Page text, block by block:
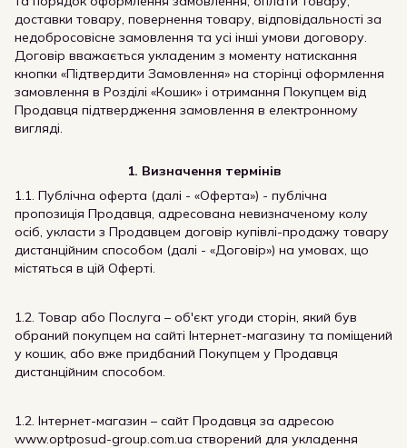
доставки товару, повернення товару, відповідальності за
недобросовісне замовлення та усі інші умови договору.
Договір вважається укладеним з моменту натискання
кнопки «Підтвердити Замовлення» на сторінці оформлення
замовлення в Розділі «Кошик» і отримання Покупцем від
Продавця підтвердження замовлення в електронному
вигляді.
1. Визначення термінів
1.1. Публічна оферта (далі - «Оферта») - публічна
пропозиція Продавця, адресована невизначеному колу
осіб, укласти з Продавцем договір купівлі-продажу товару
дистанційним способом (далі - «Договір») на умовах, що
містяться в цій Оферті.
1.2. Товар або Послуга – об'єкт угоди сторін, який був
обраний покупцем на сайті Інтернет-магазину та поміщений
у кошик, або вже придбаний Покупцем у Продавця
дистанційним способом.
1.2. Інтернет-магазин – сайт Продавця за адресою
www.optposud-group.com.ua створений для укладення